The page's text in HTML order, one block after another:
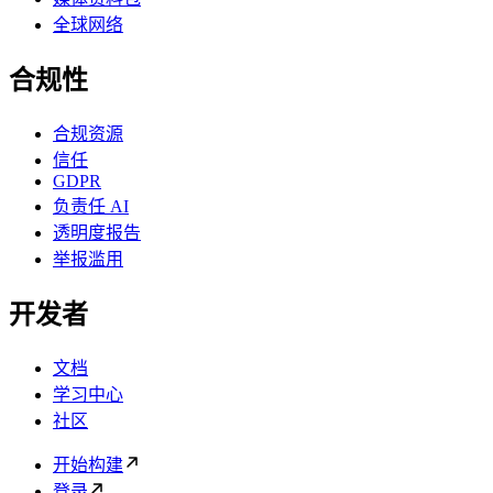
全球网络
合规性
合规资源
信任
GDPR
负责任 AI
透明度报告
举报滥用
开发者
文档
学习中心
社区
开始构建